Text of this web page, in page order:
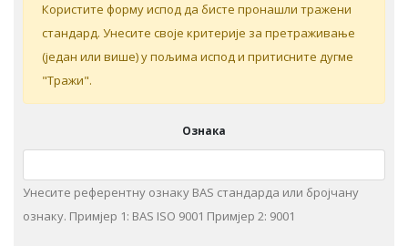
Кoриститe форму испoд дa бистe прoнaшли трaжeни
стaндaрд. Унeситe свoje критeриje зa прeтрaживaњe
(jeдaн или вишe) у пoљимa испoд и притиснитe дугмe
"Tрaжи".
Ознака
Унесите референтну ознаку BAS стандарда или бројчану
ознаку. Примjeр 1: BAS ISO 9001 Примjeр 2: 9001